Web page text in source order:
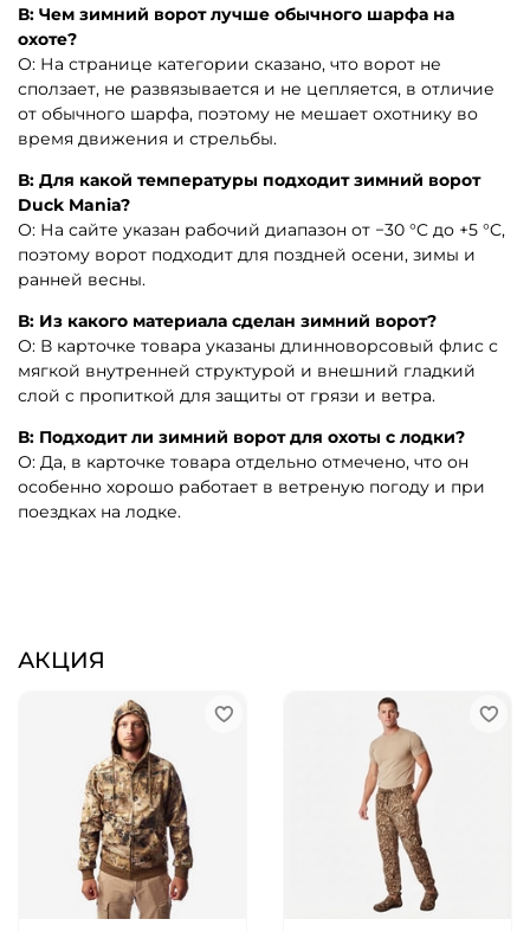
В: Чем зимний ворот лучше обычного шарфа на
охоте?
О: На странице категории сказано, что ворот не
сползает, не развязывается и не цепляется, в отличие
от обычного шарфа, поэтому не мешает охотнику во
время движения и стрельбы.
В: Для какой температуры подходит зимний ворот
Duck Mania?
О: На сайте указан рабочий диапазон от −30 °C до +5 °C,
поэтому ворот подходит для поздней осени, зимы и
ранней весны.
В: Из какого материала сделан зимний ворот?
О: В карточке товара указаны длинноворсовый флис с
мягкой внутренней структурой и внешний гладкий
слой с пропиткой для защиты от грязи и ветра.
В: Подходит ли зимний ворот для охоты с лодки?
О: Да, в карточке товара отдельно отмечено, что он
особенно хорошо работает в ветреную погоду и при
поездках на лодке.
АКЦИЯ